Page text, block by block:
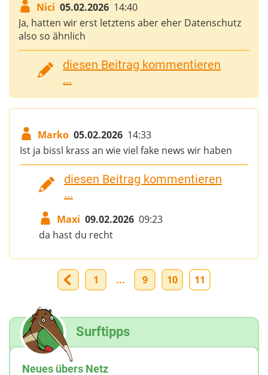
Nici 05.02.2026 14:40
Ja, hatten wir erst letztens aber eher Datenschutz
also so ähnlich
diesen Beitrag kommentieren
...
Marko 05.02.2026 14:33
Ist ja bissl krass an wie viel fake news wir haben
diesen Beitrag kommentieren
...
Maxi 09.02.2026 09:23
da hast du recht
1 ... 9 10 11
Surftipps
Neues übers Netz